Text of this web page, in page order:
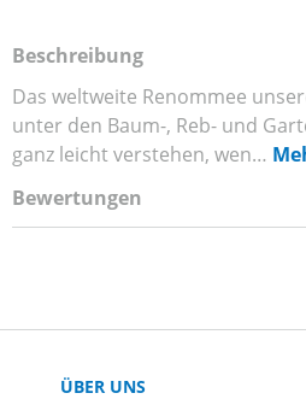
Beschreibung
Das weltweite Renommee
unter den Baum-, Reb- und
ganz leicht verstehen, wen…
Bewertungen
ÜBER UNS